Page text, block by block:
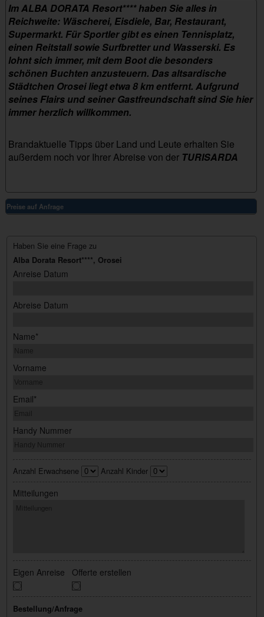
ImALBA DORATA Resort****haben Sie alles in
Reichweite: Wäscherei, Eisdiele, Bar, Restaurant,
Supermarkt. Für Sportler gibt es einen Tennisplatz,
einen Reitstall sowie Surfbretter und Wasserski. Es
lohnt sich immer, mit dem Boot die besonders
schönen Buchten anzusteuern. Das altsardische
Städtchen Orosei liegt etwa 8 km entfernt. Aufgrund
seines Flairs und seiner Gastfreundschaft sind Sie hier
immer herzlich willkommen.
Brandaktuelle Tipps über Land und Leute erhalten Sie
außerdem noch vor Ihrer Abreise von der TURISARDA
Preise auf Anfrage
Haben Sie eine Frage zu
Alba Dorata Resort****, Orosei
Anreise Datum
Abreise Datum
Name*
Vorname
Email*
Handy Nummer
Anzahl Erwachsene Anzahl Kinder
Mitteilungen
Eigen Anreise Offerte erstellen
Bestellung/Anfrage